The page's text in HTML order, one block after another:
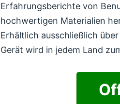
Erfahrungsberichte von
hochwertigen Materialien
Erhältlich ausschließlich
Gerät wird in jedem Land